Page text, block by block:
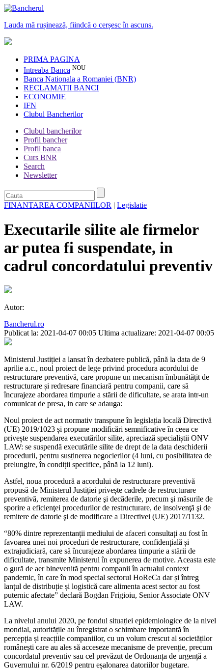
Lauda mă rușinează, fiindcă o cerșesc în ascuns.
PRIMA PAGINA
Intreaba Banca NOU
Banca Nationala a Romaniei (BNR)
RECLAMATII BANCI
ECONOMIE
IFN
Clubul Bancherilor
Clubul bancherilor
Profil bancher
Profil banca
Curs BNR
Search
Newsletter
FINANTAREA COMPANIILOR | Legislatie
Executarile silite ale firmelor
ar putea fi suspendate, in
cadrul concordatului preventiv
Autor:
Bancherul.ro
Publicat la: 2021-04-07 00:05 Ultima actualizare: 2021-04-07 00:05
Ministerul Justiției a lansat în dezbatere publică, până la data de 9
aprilie a.c., noul proiect de lege privind procedura acordului de
restructurare preventivă, care propune un mecanism îmbunătățit de
restructurare și redresare financiară pentru companii, care să
încurajeze abordarea timpurie a stării de dificultate, se arata intr-un
comunicat de presa, in care se adauga:
Noul proiect de act normativ transpune în legislația locală Directivă
(UE) 2019/1023 și propune modificări semnificative în ceea ce
privește suspendarea executărilor silite, apreciază specialiștii ONV
LAW: se suspendă executările silite de drept de la data deschiderii
procedurii, pentru susținerea negocierilor (4 luni, cu posibilitatea de
prelungire, în condiții specifice, până la 12 luni).
Astfel, noua procedură a acordului de restructurare preventivă
propusă de Ministerul Justiției privește cadrele de restructurare
preventivă, remiterea de datorie şi decăderile, precum şi măsurile de
sporire a eficienţei procedurilor de restructurare, de insolvenţă şi de
remitere de datorie şi de modificare a Directivei (UE) 2017/1132.
“80% dintre reprezentanții mediului de afaceri consultați au fost în
favoarea unei noi proceduri de restructurare, confidențială și
extrajudiciară, care să încurajeze abordarea timpurie a stării de
dificultate, transmite Ministerul în expunerea de motive. Aceasta este
o gură de aer binevenită pentru companii în actualul context
pandemic, în care în mod special sectorul HoReCa dar și întreg
lanțul de distribuție și logistică care alimenta acest sector au fost
puternic afectate” declară Bogdan Frigioiu, Senior Associate ONV
LAW.
La nivelul anului 2020, pe fondul situației epidemiologice de la nivel
mondial, autoritățile au înregistrat o schimbare importantă în
percepția și reacțiile companiilor, cu un volum crescut al societăților
românești care au ales să acceseze mecanisme de prevenție, precum
concordatul preventiv sau cel prevăzut de Ordonanța de urgență a
Guvernului nr. 6/2019 pentru eșalonarea datoriilor bugetare.